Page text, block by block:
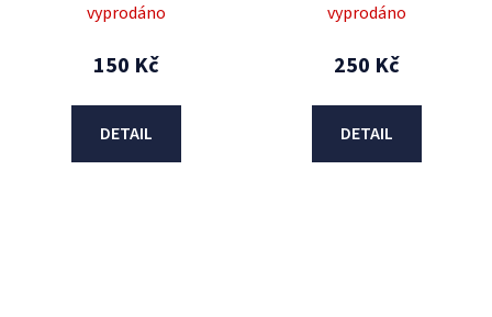
vyprodáno
150 Kč
DETAIL
vyprodáno
250 Kč
DETAIL